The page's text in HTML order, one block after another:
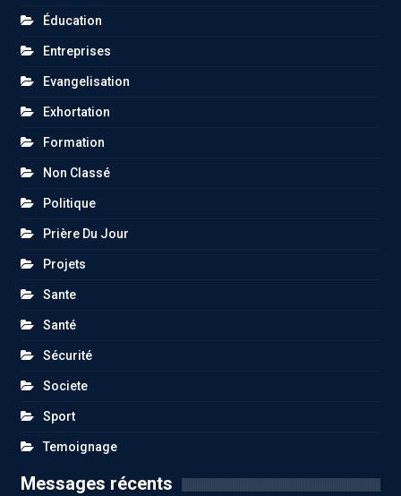
Éducation
Entreprises
Evangelisation
Exhortation
Formation
Non Classé
Politique
Prière Du Jour
Projets
Sante
Santé
Sécurité
Societe
Sport
Temoignage
Messages récents